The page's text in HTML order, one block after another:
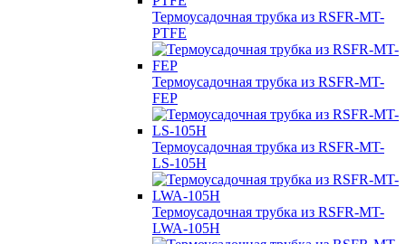
Термоусадочная трубка из RSFR-MT-
PTFE
Термоусадочная трубка из RSFR-MT-
FEP
Термоусадочная трубка из RSFR-MT-
LS-105H
Термоусадочная трубка из RSFR-MT-
LWA-105H